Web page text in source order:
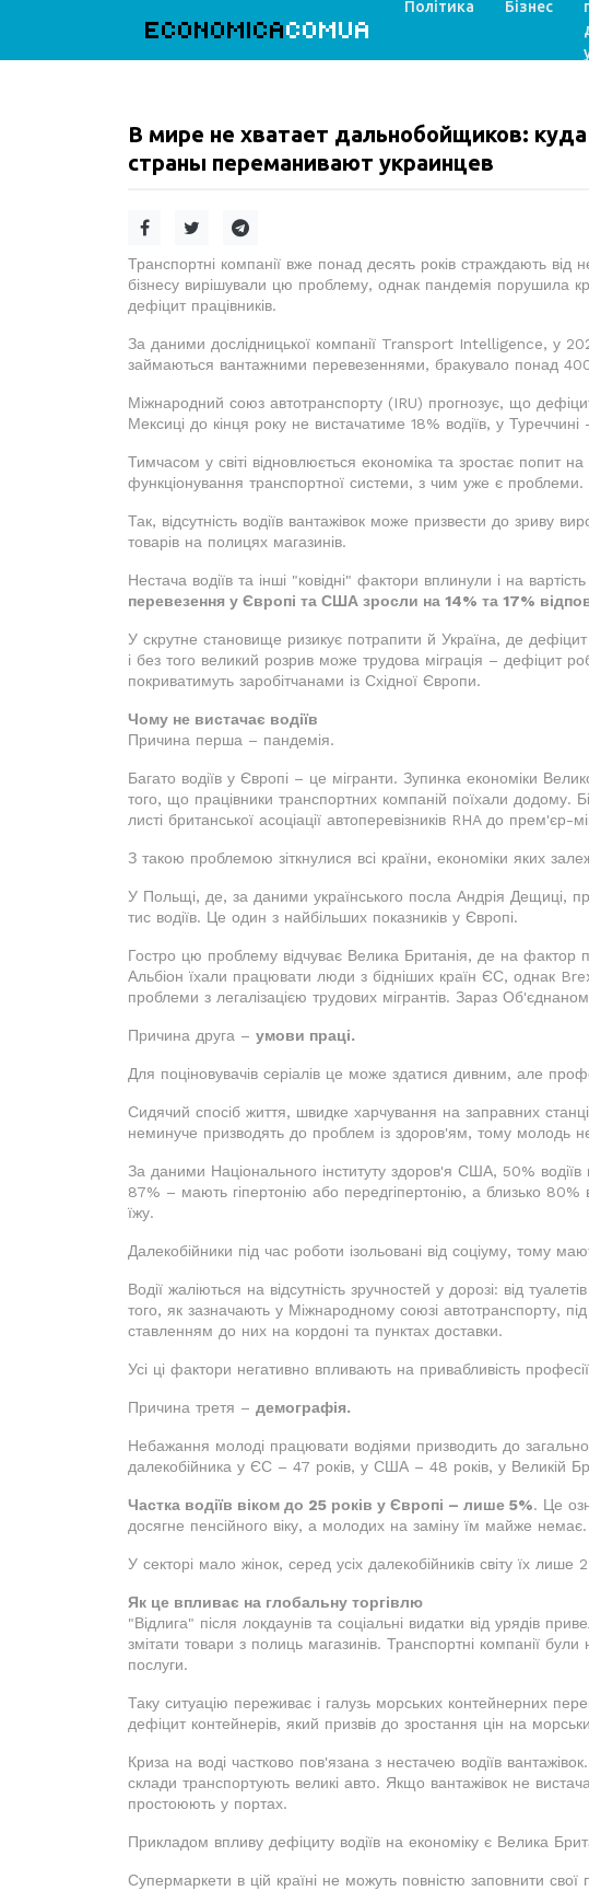
ECONOMICACOMUA
Політика Бізнес
В мире не хватает дальнобойщиков:
страны переманивают украинцев
Транспортні компанії вже понад десять років страждають від
бізнесу вирішували цю проблему, однак пандемія порушила
дефіцит працівників.
За даними дослідницької компанії Transport Intelligence, у
займаються вантажними перевезеннями, бракувало понад 400
Міжнародний союз автотранспорту (IRU) прогнозує, що
Мексиці до кінця року не вистачатиме 18% водіїв, у
Тимчасом у світі відновлюється економіка та зростає попит
функціонування транспортної системи, з чим уже є проблеми.
Так, відсутність водіїв вантажівок може призвести до зриву
товарів на полицях магазинів.
Нестача водіїв та інші "ковідні" фактори вплинули і на
перевезення у Європі та США зросли на 14% та 17%
У скрутне становище ризикує потрапити й Україна, де
і без того великий розрив може трудова міграція – дефіцит
покриватимуть заробітчанами із Східної Європи.
Чому не вистачає водіїв
Причина перша – пандемія.
Багато водіїв у Європі – це мігранти. Зупинка економіки
того, що працівники транспортних компаній поїхали додому.
листі британської асоціації автоперевізників RHA до
З такою проблемою зіткнулися всі країни, економіки яких
У Польщі, де, за даними українського посла Андрія Дещиці,
тис водіїв. Це один з найбільших показників у Європі.
Гостро цю проблему відчуває Велика Британія, де на
Альбіон їхали працювати люди з бідніших країн ЄС, однак
проблеми з легалізацією трудових мігрантів. Зараз
Причина друга – умови праці.
Для поціновувачів серіалів це може здатися дивним, але
Сидячий спосіб життя, швидке харчування на заправних
неминуче призводять до проблем із здоров'ям, тому молодь
За даними Національного інституту здоров'я США, 50% водіїв
87% – мають гіпертонію або передгіпертонію, а близько
їжу.
Далекобійники під час роботи ізольовані від соціуму, тому
Водії жаліються на відсутність зручностей у дорозі: від
того, як зазначають у Міжнародному союзі автотранспорту, під
ставленням до них на кордоні та пунктах доставки.
Усі ці фактори негативно впливають на привабливість
Причина третя – демографія.
Небажання молоді працювати водіями призводить до
далекобійника у ЄС – 47 років, у США – 48 років, у Великій
Частка водіїв віком до 25 років у Європі – лише 5%. Це
досягне пенсійного віку, а молодих на заміну їм майже немає.
У секторі мало жінок, серед усіх далекобійників світу їх лише
Як це впливає на глобальну торгівлю
"Відлига" після локдаунів та соціальні видатки від урядів
змітати товари з полиць магазинів. Транспортні компанії були
послуги.
Таку ситуацію переживає і галузь морських контейнерних
дефіцит контейнерів, який призвів до зростання цін на
Криза на воді частково пов'язана з нестачею водіїв
склади транспортують великі авто. Якщо вантажівок не
простоюють у портах.
Прикладом впливу дефіциту водіїв на економіку є Велика
Супермаркети в цій країні не можуть повністю заповнити свої